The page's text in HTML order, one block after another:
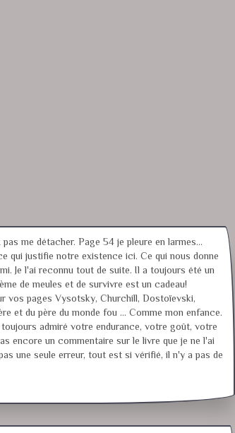
me détacher. Page 54 je pleure en larmes...
qui justifie notre existence ici. Ce qui nous donne
Je l'ai reconnu tout de suite. Il a toujours été un
de meules et de survivre est un cadeau!
vos pages Vysotsky, Churchill, Dostoïevski,
et du père du monde fou ... Comme mon enfance.
admiré votre endurance, votre goût, votre
encore un commentaire sur le livre que je ne l'ai
une seule erreur, tout est si vérifié, il n'y a pas de